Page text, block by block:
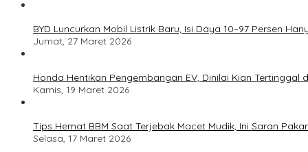
BYD Luncurkan Mobil Listrik Baru, Isi Daya 10–97 Persen
Jumat, 27 Maret 2026
Honda Hentikan Pengembangan EV, Dinilai Kian Tertinggal
Kamis, 19 Maret 2026
Tips Hemat BBM Saat Terjebak Macet Mudik, Ini Saran
Selasa, 17 Maret 2026